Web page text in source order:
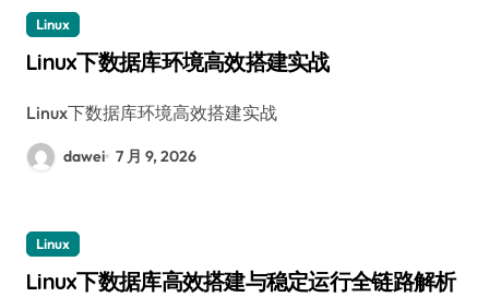
Linux
Linux下数据库环境高效搭建实战
Linux下数据库环境高效搭建实战
dawei 7 月 9, 2026
Linux
Linux下数据库高效搭建与稳定运行全链路解析